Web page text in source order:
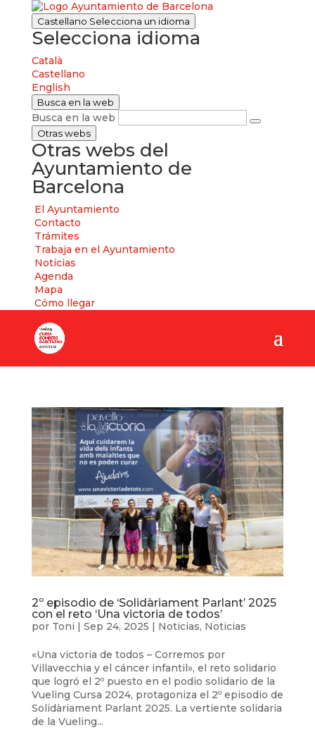
Castellano Selecciona un idioma
Selecciona idioma
Català
Castellano
English
Busca en la web
Busca en la web
Otras webs
Otras webs del
Ayuntamiento de
Barcelona
El Ayuntamiento
Contacto
Trámites
Trabaja en el Ayuntamiento
Noticias
Agenda
Mapa
Cómo llegar
2º episodio de ‘Solidàriament Parlant’ 2025
con el reto ‘Una victoria de todos’
por Toni Sep 24, 2025 Noticias, Noticias
«Una victoria de todos – Corremos por
Villavecchia y el cáncer infantil», el reto solidario
que logró el 2º puesto en el podio solidario de la
Vueling Cursa 2024, protagoniza el 2º episodio de
Solidàriament Parlant 2025. La vertiente solidaria
de la Vueling...